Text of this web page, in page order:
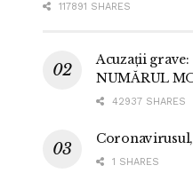
117891 SHARES
Acuzații
NUMĂRUL
42937 SHARES
1 SHARES